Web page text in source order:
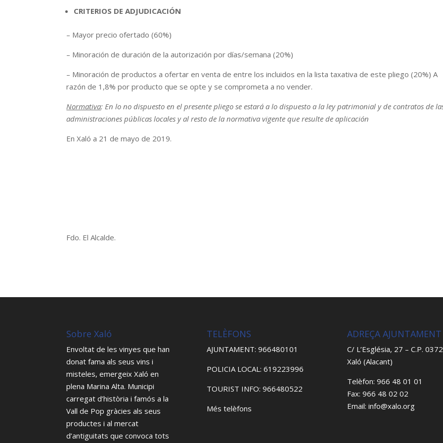
CRITERIOS DE ADJUDICACIÓN
– Mayor precio ofertado (60%)
– Minoración de duración de la autorización por días/semana (20%)
– Minoración de productos a ofertar en venta de entre los incluidos en la lista taxativa de este pliego (20%) A
razón de 1,8% por producto que se opte y se comprometa a no vender.
Normativa: En lo no dispuesto en el presente pliego se estará a lo dispuesto a la ley patrimonial y de contratos de
administraciones públicas locales y al resto de la normativa vigente que resulte de aplicación
En Xaló a 21 de mayo de 2019.
Fdo. El Alcalde.
Sobre Xaló
Envoltat de les vinyes que han
donat fama als seus vins i
misteles, emergeix Xaló en
plena Marina Alta. Municipi
carregat d’història i famós a la
Vall de Pop gràcies als seus
productes i al mercat
d’antiguitats que convoca tots
TELÈFONS
AJUNTAMENT: 966480101
POLICIA LOCAL: 619223996
TOURIST INFO: 966480522
Més telèfons
ADREÇA AJUNTAMENT
C/ L’Església, 27 – C.P.
Xaló (Alacant)
Telèfon: 966 48 01 01
Fax: 966 48 02 02
Email: info@xalo.org